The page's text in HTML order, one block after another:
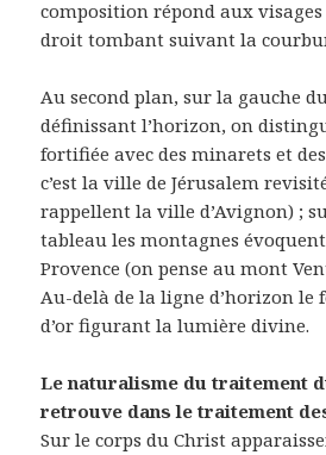
composition répond aux visages
droit tombant suivant la
Au second plan, sur la gauche
définissant l’horizon, on
fortifiée avec des minarets et
c’est la ville de Jérusalem
rappellent la ville d’Avignon) ;
tableau les montagnes
Provence (on pense au mont
Au-delà de la ligne d’horizon le
d’or figurant la lumière divine.
Le naturalisme du traitement
retrouve dans le traitement
Sur le corps du Christ